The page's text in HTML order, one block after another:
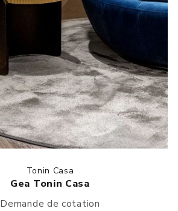
Tonin Casa
Gea Tonin Casa
Demande de cotation